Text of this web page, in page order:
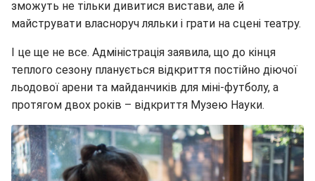
зможуть не тільки дивитися вистави, але й
майструвати власноруч ляльки і грати на сцені театру.
І це ще не все. Адміністрація заявила, що до кінця
теплого сезону планується відкриття постійно діючої
льодової арени та майданчиків для міні-футболу, а
протягом двох років – відкриття Музею Науки.